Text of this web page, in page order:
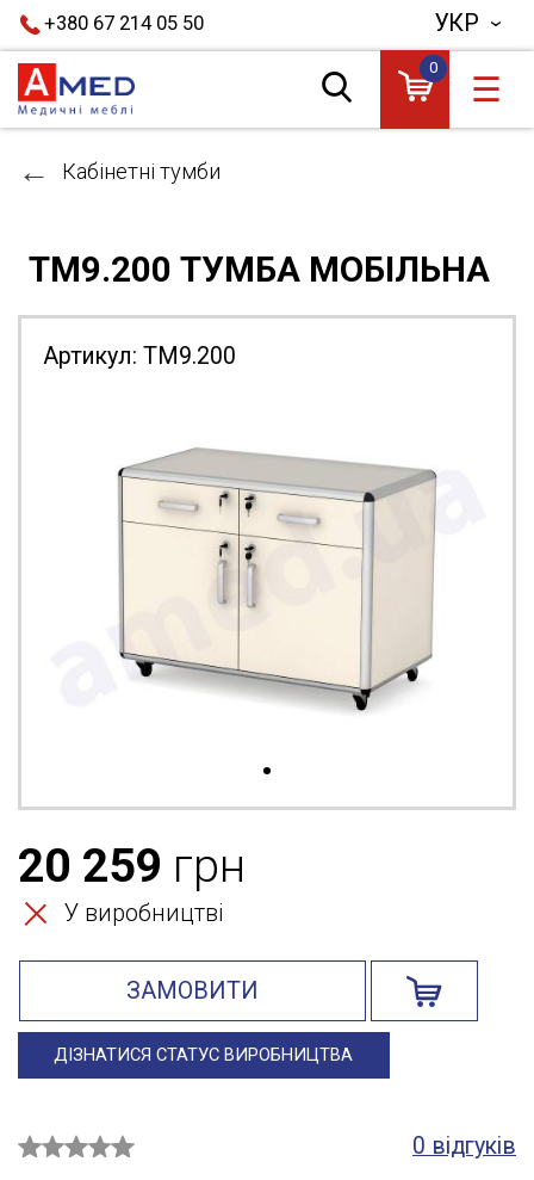
+380 67 214 05 50 УКР
0
☰
Кабінетні тумби
ТМ9.200 ТУМБА МОБІЛЬНА
Артикул: ТМ9.200
20 259 грн
У виробництві
ЗАМОВИТИ
ДІЗНАТИСЯ СТАТУС ВИРОБНИЦТВА
0 відгуків